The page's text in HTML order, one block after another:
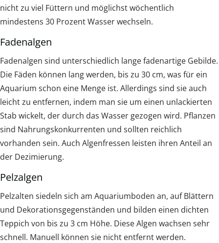
nicht zu viel Füttern und möglichst wöchentlich
mindestens 30 Prozent Wasser wechseln.
Fadenalgen
Fadenalgen sind unterschiedlich lange fadenartige Gebilde.
Die Fäden können lang werden, bis zu 30 cm, was für ein
Aquarium schon eine Menge ist. Allerdings sind sie auch
leicht zu entfernen, indem man sie um einen unlackierten
Stab wickelt, der durch das Wasser gezogen wird. Pflanzen
sind Nahrungskonkurrenten und sollten reichlich
vorhanden sein. Auch Algenfressen leisten ihren Anteil an
der Dezimierung.
Pelzalgen
Pelzalten siedeln sich am Aquariumboden an, auf Blättern
und Dekorationsgegenständen und bilden einen dichten
Teppich von bis zu 3 cm Höhe. Diese Algen wachsen sehr
schnell. Manuell können sie nicht entfernt werden.